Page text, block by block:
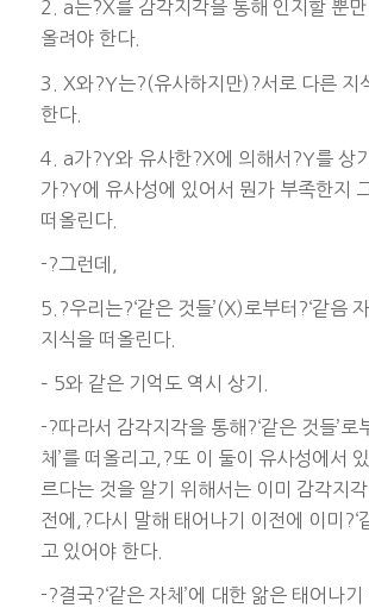
2. a는?X를 감각지각을 통해 인지할 뿐만
올려야 한다.
3. X와?Y는?(유사하지만)?서로 다른 지
한다.
4. a가?Y와 유사한?X에 의해서?Y를 상
가?Y에 유사성에 있어서 뭔가 부족한지
떠올린다.
-?그런데,
5.?우리는?‘같은 것들’(X)로부터?‘같음
지식을 떠올린다.
– 5와 같은 기억도 역시 상기.
-?따라서 감각지각을 통해?‘같은 것들’로
체’를 떠올리고,?또 이 둘이 유사성에서
르다는 것을 알기 위해서는 이미 감각지각
전에,?다시 말해 태어나기 이전에 이미?‘
고 있어야 한다.
-?결국?‘같은 자체’에 대한 앎은 태어나